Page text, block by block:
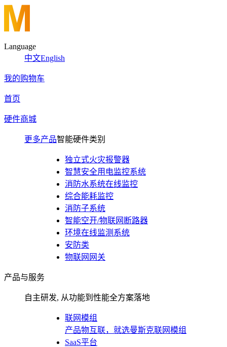
Language
中文English
我的购物车
首页
硬件商城
更多产品智能硬件类别
独立式火灾报警器
智慧安全用电监控系统
消防水系统在线监控
综合能耗监控
消防子系统
智能空开/物联网断路器
环境在线监测系统
安防类
物联网网关
产品与服务
自主研发, 从功能到性能全方案落地
联网模组
产品物互联，就选曼斯克联网模组
SaaS平台